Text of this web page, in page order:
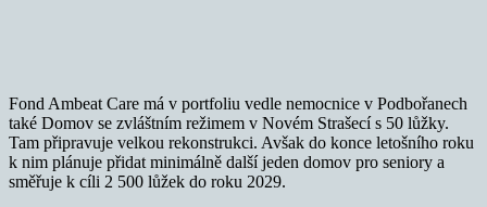
Fond Ambeat Care má v portfoliu vedle nemocnice v Podbořanech
také Domov se zvláštním režimem v Novém Strašecí s 50 lůžky.
Tam připravuje velkou rekonstrukci. Avšak do konce letošního roku
k nim plánuje přidat minimálně další jeden domov pro seniory a
směřuje k cíli 2 500 lůžek do roku 2029.